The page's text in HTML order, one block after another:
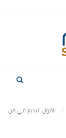
القول البديع في فن